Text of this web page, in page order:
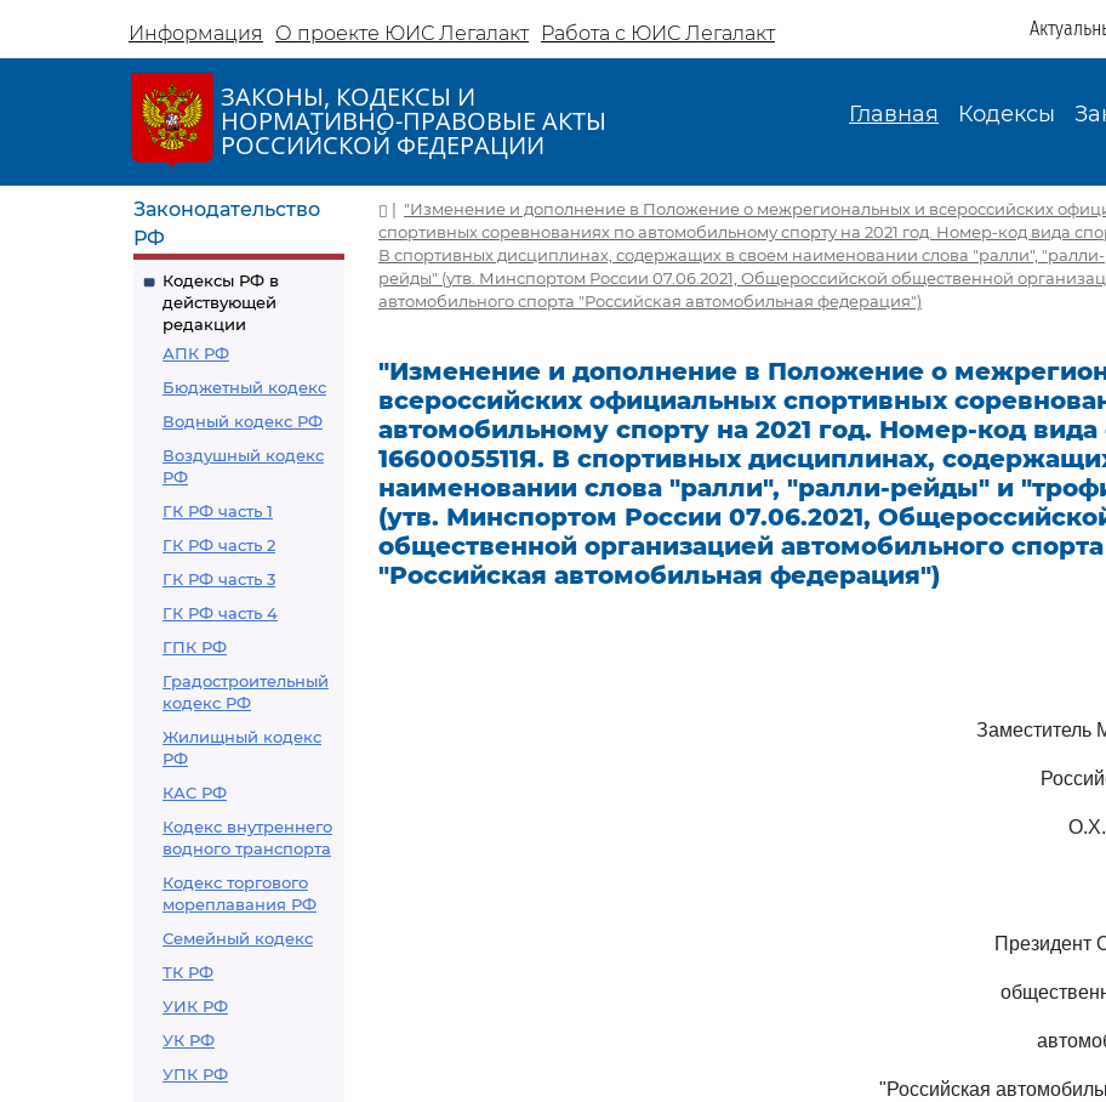
Информация О проекте ЮИС Легалакт Работа с ЮИС Легалакт
ЗАКОНЫ, КОДЕКСЫ И
НОРМАТИВНО-ПРАВОВЫЕ АКТЫ
РОССИЙСКОЙ ФЕДЕРАЦИИ
Главная Кодексы
Законодательство
РФ
Кодексы РФ в
действующей
редакции
АПК РФ
Бюджетный кодекс
Водный кодекс РФ
Воздушный кодекс
РФ
ГК РФ часть 1
ГК РФ часть 2
ГК РФ часть 3
ГК РФ часть 4
ГПК РФ
Градостроительный
кодекс РФ
Жилищный кодекс
РФ
КАС РФ
Кодекс внутреннего
водного транспорта
Кодекс торгового
мореплавания РФ
Семейный кодекс
ТК РФ
УИК РФ
УК РФ
УПК РФ
| "Изменение и дополнение в Положение о межрегиональных и всероссийских
спортивных соревнованиях по автомобильному спорту на 2021 год. Номер-код вида
В спортивных дисциплинах, содержащих в своем наименовании слова "ралли",
рейды" (утв. Минспортом России 07.06.2021, Общероссийской общественной
автомобильного спорта "Российская автомобильная федерация")
"Изменение и дополнение в Положение о
всероссийских официальных спортивных
автомобильному спорту на 2021 год. Номер-код вида
1660005511Я. В спортивных дисциплинах,
наименовании слова "ралли", "ралли-рейды" и
(утв. Минспортом России 07.06.2021,
общественной организацией автомобильного спорта
"Российская автомобильная федерация")
Заместитель
Президент
"Российская